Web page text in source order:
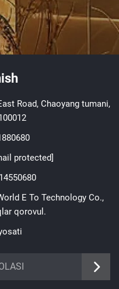
Road, Chaoyang tumani,
protected]
E To Technology Co.,
qorovul.